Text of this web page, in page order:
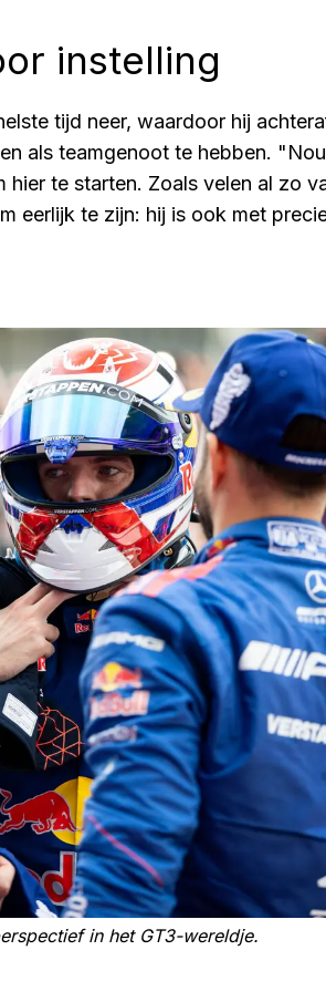
instelling
tijd neer, waardoor hij
als teamgenoot te hebben.
te starten. Zoals velen al zo
eerlijk te zijn: hij is ook met
in het GT3-wereldje.